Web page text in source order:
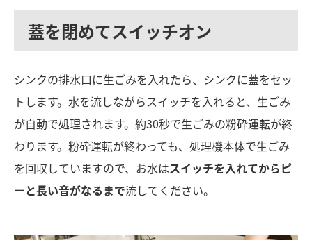
蓋を閉めてスイッチオン
シンクの排水口に生ごみを入れたら、シンクに蓋をセッ
トします。水を流しながらスイッチを入れると、生ごみ
が自動で処理されます。約30秒で生ごみの粉砕運転が終
わります。粉砕運転が終わっても、処理機本体で生ごみ
を回収していますので、お水はスイッチを入れてからピ
ーと長い音がなるまで流してください。